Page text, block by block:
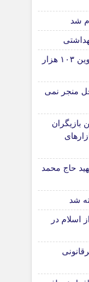
انباشت بیت کوین توسط نهنگ‌ها / بیت کوین ۱۰۳ هزار
منجر نمی
بازیگران
حاج محمد
از اسلام در